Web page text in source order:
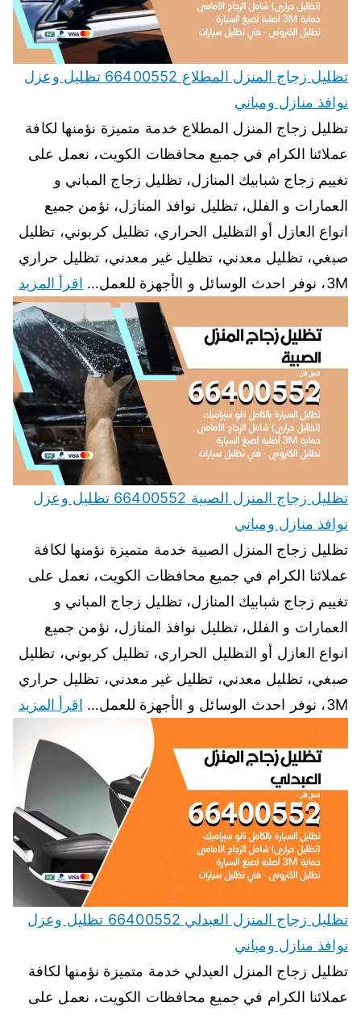
تظليل زجاج المنزل المطلاع 66400552 تظليل وعزل
نوافذ منازل ومباني
تظليل زجاج المنزل المطلاع خدمة متميزة نؤمنها لكافة
عملائنا الكرام في جميع محافظات الكويت، نعمل على
تغييم زجاج شبابيك المنازل، تظليل زجاج المباني و
العمارات و الفلل، تظليل نوافذ المنازل، نؤمن جميع
انواع العازل أو التظليل الحراري، تظليل كربوني، تظليل
صبغي، تظليل معدني، تظليل غير معدني، تظليل حراري
3M، نوفر احدث الوسائل و الأجهزة للعمل…
اقرأ المزيد
تظليل زجاج المنزل الصبية 66400552 تظليل وعزل
نوافذ منازل ومباني
تظليل زجاج المنزل الصبية خدمة متميزة نؤمنها لكافة
عملائنا الكرام في جميع محافظات الكويت، نعمل على
تغييم زجاج شبابيك المنازل، تظليل زجاج المباني و
العمارات و الفلل، تظليل نوافذ المنازل، نؤمن جميع
انواع العازل أو التظليل الحراري، تظليل كربوني، تظليل
صبغي، تظليل معدني، تظليل غير معدني، تظليل حراري
3M، نوفر احدث الوسائل و الأجهزة للعمل…
اقرأ المزيد
تظليل زجاج المنزل العبدلي 66400552 تظليل وعزل
نوافذ منازل ومباني
تظليل زجاج المنزل العبدلي خدمة متميزة نؤمنها لكافة
عملائنا الكرام في جميع محافظات الكويت، نعمل على